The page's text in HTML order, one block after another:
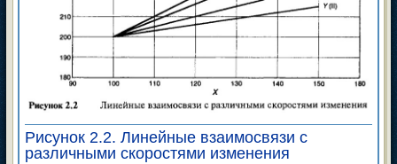
Рисунок 2.2. Линейные взаимосвязи с
различными скоростями изменения